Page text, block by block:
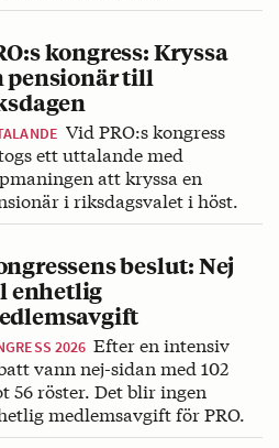
kongress: Kryssa
pensionär till
Vid PRO:s kongress
ett uttalande med
att kryssa en
i riksdagsvalet i höst.
beslut: Nej
enhetlig
2026 Efter en intensiv
vann nej-sidan med 102
56 röster. Det blir ingen
medlemsavgift för PRO.